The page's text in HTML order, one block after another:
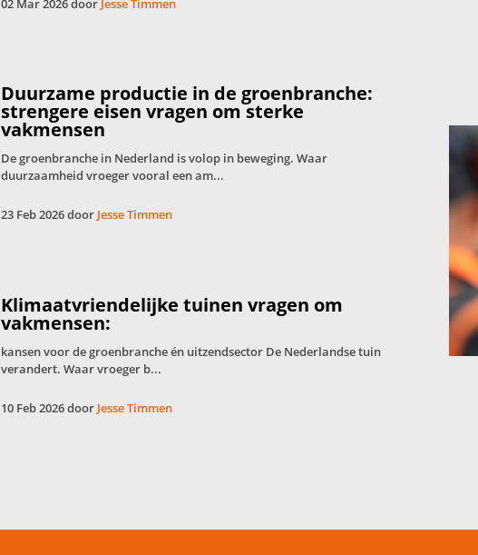
02 Mar 2026 door Jesse Timmen
Duurzame productie in de groenbranche:
strengere eisen vragen om sterke
vakmensen
De groenbranche in Nederland is volop in beweging. Waar
duurzaamheid vroeger vooral een am...
23 Feb 2026 door Jesse Timmen
Klimaatvriendelijke tuinen vragen om
vakmensen:
kansen voor de groenbranche én uitzendsector De Nederlandse tuin
verandert. Waar vroeger b...
10 Feb 2026 door Jesse Timmen